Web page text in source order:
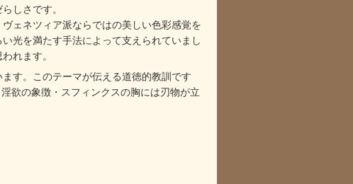
しさです。
ェネツィア派ならではの美しい色彩感覚を
光を満たす手法によって支えられていまし
れます。
す。このテーマが伝える道徳的教訓です
欲の象徴・スフィンクスの胸には刃物が立